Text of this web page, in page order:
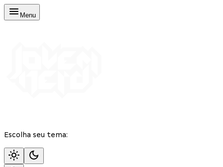
Menu
Escolha seu tema: